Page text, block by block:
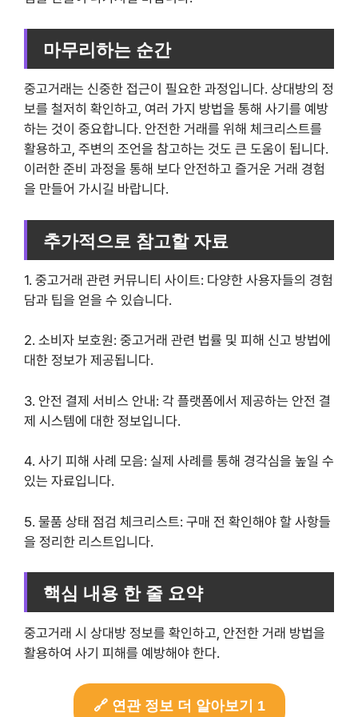
마무리하는 순간
중고거래는 신중한 접근이 필요한 과정입니다. 상대방의 정
보를 철저히 확인하고, 여러 가지 방법을 통해 사기를 예방
하는 것이 중요합니다. 안전한 거래를 위해 체크리스트를
활용하고, 주변의 조언을 참고하는 것도 큰 도움이 됩니다.
이러한 준비 과정을 통해 보다 안전하고 즐거운 거래 경험
을 만들어 가시길 바랍니다.
추가적으로 참고할 자료
1. 중고거래 관련 커뮤니티 사이트: 다양한 사용자들의 경험
담과 팁을 얻을 수 있습니다.
2. 소비자 보호원: 중고거래 관련 법률 및 피해 신고 방법에
대한 정보가 제공됩니다.
3. 안전 결제 서비스 안내: 각 플랫폼에서 제공하는 안전 결
제 시스템에 대한 정보입니다.
4. 사기 피해 사례 모음: 실제 사례를 통해 경각심을 높일 수
있는 자료입니다.
5. 물품 상태 점검 체크리스트: 구매 전 확인해야 할 사항들
을 정리한 리스트입니다.
핵심 내용 한 줄 요약
중고거래 시 상대방 정보를 확인하고, 안전한 거래 방법을
활용하여 사기 피해를 예방해야 한다.
🔗 연관 정보 더 알아보기 1